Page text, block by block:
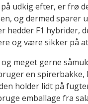
udkig efter, er frø
og dermed sparer
hedder F1 hybrider,
og være sikker på
meget gerne
en
holder lidt på
emballage fra